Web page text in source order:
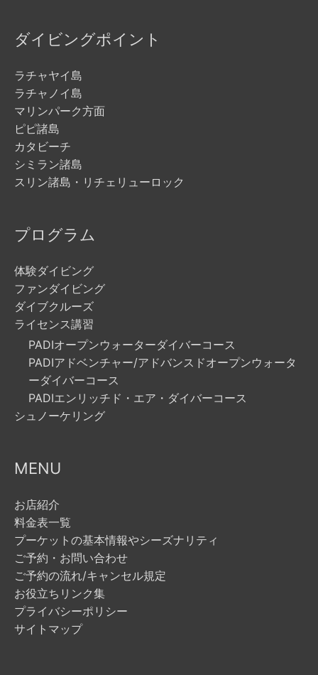
ダイビングポイント
ラチャヤイ島
ラチャノイ島
マリンパーク方面
ピピ諸島
カタビーチ
シミラン諸島
スリン諸島・リチェリューロック
プログラム
体験ダイビング
ファンダイビング
ダイブクルーズ
ライセンス講習
PADIオープンウォーターダイバーコース
PADIアドベンチャー/アドバンスドオープンウォータ
ーダイバーコース
PADIエンリッチド・エア・ダイバーコース
シュノーケリング
MENU
お店紹介
料金表一覧
プーケットの基本情報やシーズナリティ
ご予約・お問い合わせ
ご予約の流れ/キャンセル規定
お役立ちリンク集
プライバシーポリシー
サイトマップ